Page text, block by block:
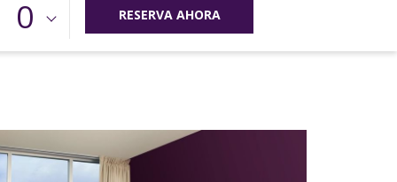
0
RESERVA AHORAABRE EN UNA NUEVA